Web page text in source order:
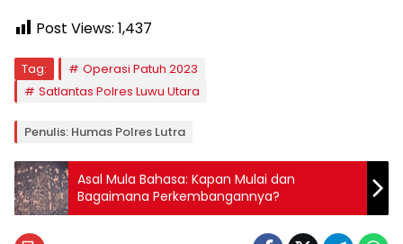
Post Views: 1,437
Tag:
Operasi Patuh 2023
Satlantas Polres Luwu Utara
Penulis: Humas Polres Lutra
Asal Mula Bahasa: Kapan Mulai dan
Bagaimana Perkembangannya?